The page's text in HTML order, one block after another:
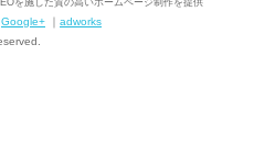
を施した質の高いホームページ制作を提供
Google+ ｜ adworks